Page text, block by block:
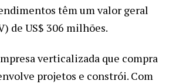
têm um valor geral
de US$ 306 milhões.
verticalizada que compra
projetos e constrói. Com